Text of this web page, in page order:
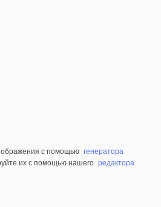
с помощью генератора
их с помощью нашего редактора